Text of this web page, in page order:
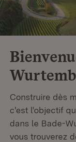
Construire dès
c'est l'objectif
dans le Bade-
vous trouverez